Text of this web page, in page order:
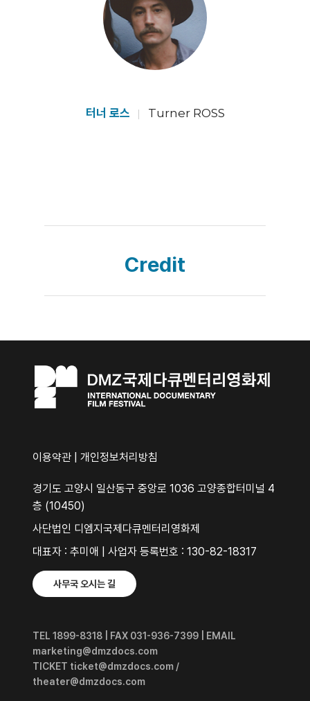
터너 로스 Turner ROSS
Credit
이용약관 개인정보처리방침
경기도 고양시 일산동구 중앙로 1036 고양종합터미널 4
층 (10450)
사단법인 디엠지국제다큐멘터리영화제
대표자 : 추미애 | 사업자 등록번호 : 130-82-18317
사무국 오시는 길
TEL 1899-8318 | FAX 031-936-7399 | EMAIL
marketing@dmzdocs.com
TICKET ticket@dmzdocs.com /
theater@dmzdocs.com